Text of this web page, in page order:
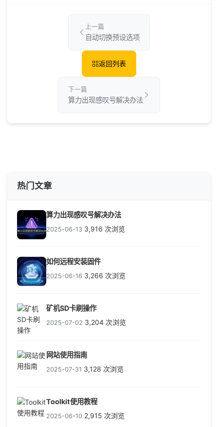
上一篇
自动切换预设选项
返回列表
下一篇
算力出现感叹号解决办法
热门文章
算力出现感叹号解决办法
2025-06-13 3,916 次浏览
如何远程安装固件
2025-06-16 3,266 次浏览
矿机SD卡刷操作
2025-07-02 3,204 次浏览
网站使用指南
2025-07-31 3,128 次浏览
Toolkit使用教程
2025-06-10 2,915 次浏览